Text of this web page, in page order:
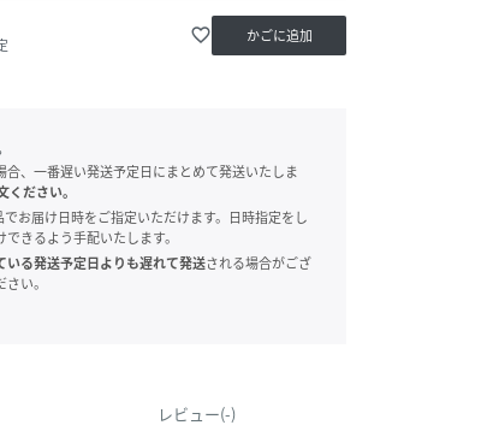
favorite_border かごに追加
、一番遅い発送予定日にまとめて発送いたしま
ださい。
お届け日時をご指定いただけます。日時指定をし
きるよう手配いたします。
る発送予定日よりも遅れて発送される場合がござ
い。
レビュー(-)